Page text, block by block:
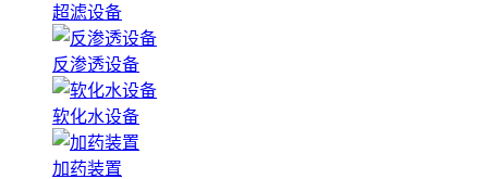
超滤设备
反渗透设备
软化水设备
加药装置